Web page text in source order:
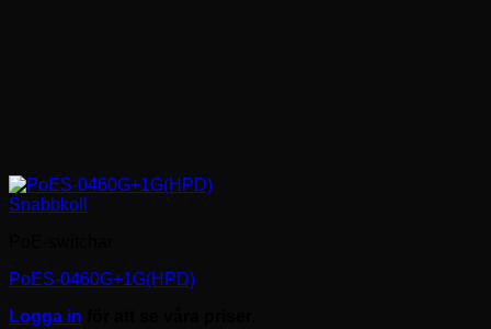
Snabbkoll
PoES-0460G+1G(HPD)
Logga in